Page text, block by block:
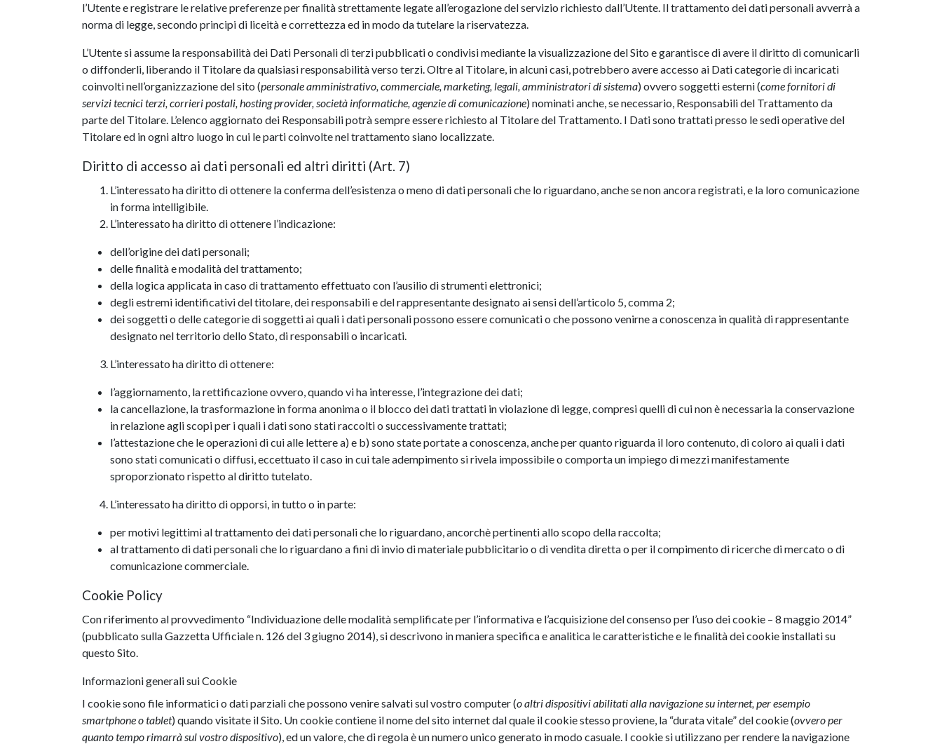
l’Utente e registrare le relative preferenze per finalità strettamente legate all’erogazione del servizio richiesto dall’Utente. Il trattamento dei dati personali avverrà a
norma di legge, secondo principi di liceità e correttezza ed in modo da tutelare la riservatezza.
L’Utente si assume la responsabilità dei Dati Personali di terzi pubblicati o condivisi mediante la visualizzazione del Sito e garantisce di avere il diritto di comunicarli
o diffonderli, liberando il Titolare da qualsiasi responsabilità verso terzi. Oltre al Titolare, in alcuni casi, potrebbero avere accesso ai Dati categorie di incaricati
coinvolti nell’organizzazione del sito (personale amministrativo, commerciale, marketing, legali, amministratori di sistema) ovvero soggetti esterni (come fornitori di
servizi tecnici terzi, corrieri postali, hosting provider, società informatiche, agenzie di comunicazione) nominati anche, se necessario, Responsabili del Trattamento da
parte del Titolare. L’elenco aggiornato dei Responsabili potrà sempre essere richiesto al Titolare del Trattamento. I Dati sono trattati presso le sedi operative del
Titolare ed in ogni altro luogo in cui le parti coinvolte nel trattamento siano localizzate.
Diritto di accesso ai dati personali ed altri diritti (Art. 7)
L’interessato ha diritto di ottenere la conferma dell’esistenza o meno di dati personali che lo riguardano, anche se non ancora registrati, e la loro comunicazione
in forma intelligibile.
L’interessato ha diritto di ottenere l’indicazione:
dell’origine dei dati personali;
delle finalità e modalità del trattamento;
della logica applicata in caso di trattamento effettuato con l’ausilio di strumenti elettronici;
degli estremi identificativi del titolare, dei responsabili e del rappresentante designato ai sensi dell’articolo 5, comma 2;
dei soggetti o delle categorie di soggetti ai quali i dati personali possono essere comunicati o che possono venirne a conoscenza in qualità di rappresentante
designato nel territorio dello Stato, di responsabili o incaricati.
L’interessato ha diritto di ottenere:
l’aggiornamento, la rettificazione ovvero, quando vi ha interesse, l’integrazione dei dati;
la cancellazione, la trasformazione in forma anonima o il blocco dei dati trattati in violazione di legge, compresi quelli di cui non è necessaria la conservazione
in relazione agli scopi per i quali i dati sono stati raccolti o successivamente trattati;
l’attestazione che le operazioni di cui alle lettere a) e b) sono state portate a conoscenza, anche per quanto riguarda il loro contenuto, di coloro ai quali i dati
sono stati comunicati o diffusi, eccettuato il caso in cui tale adempimento si rivela impossibile o comporta un impiego di mezzi manifestamente
sproporzionato rispetto al diritto tutelato.
L’interessato ha diritto di opporsi, in tutto o in parte:
per motivi legittimi al trattamento dei dati personali che lo riguardano, ancorchè pertinenti allo scopo della raccolta;
al trattamento di dati personali che lo riguardano a fini di invio di materiale pubblicitario o di vendita diretta o per il compimento di ricerche di mercato o di
comunicazione commerciale.
Cookie Policy
Con riferimento al provvedimento “Individuazione delle modalità semplificate per l’informativa e l’acquisizione del consenso per l’uso dei cookie – 8 maggio 2014”
(pubblicato sulla Gazzetta Ufficiale n. 126 del 3 giugno 2014), si descrivono in maniera specifica e analitica le caratteristiche e le finalità dei cookie installati su
questo Sito.
Informazioni generali sui Cookie
I cookie sono file informatici o dati parziali che possono venire salvati sul vostro computer (o altri dispositivi abilitati alla navigazione su internet, per esempio
smartphone o tablet) quando visitate il Sito. Un cookie contiene il nome del sito internet dal quale il cookie stesso proviene, la “durata vitale” del cookie (ovvero per
quanto tempo rimarrà sul vostro dispositivo), ed un valore, che di regola è un numero unico generato in modo casuale. I cookie si utilizzano per rendere la navigazione